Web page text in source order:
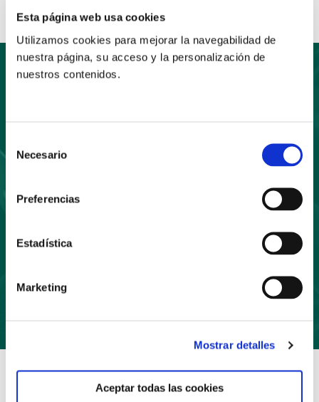
Esta página web usa cookies
Utilizamos cookies para mejorar la navegabilidad de
nuestra página, su acceso y la personalización de
nuestros contenidos.
de Necesario
Preferencias
Estadística
Marketing
Mostrar detalles
Aceptar todas las cookies
a nuestro boletín